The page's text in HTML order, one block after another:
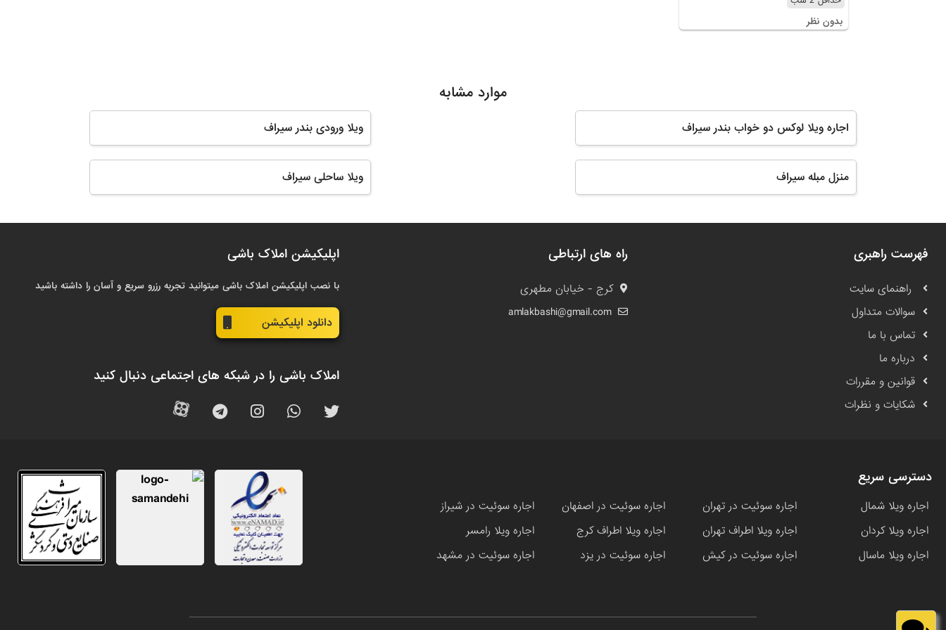
بدون نظر
موارد مشابه
اجاره ویلا لوکس دو خواب بندر سیراف ویلا ورودی بندر سیراف
منزل مبله سیراف ویلا ساحلی سیراف
فهرست راهبری
راهنمای سایت
سوالات متداول
تماس با ما
درباره ما
قوانین و مقررات
شکایات و نظرات
راه های ارتباطی
کرج - خیابان مطهری
amlakbashi@gmail.com
اپلیکیشن املاک باشی
با نصب اپلیکیشن املاک باشی میتوانید تجربه رزرو سریع و آسان را داشته باشید
دانلود اپلیکیشن
املاک باشی را در شبکه های اجتماعی دنبال کنید
دسترسی سریع
اجاره ویلا شمال اجاره سوئیت در تهران اجاره سوئیت در اصفهان
اجاره سوئیت در شیراز
اجاره ویلا کردان
اجاره ویلا اطراف تهران اجاره ویلا اطراف کرج
اجاره ویلا رامسر
اجاره ویلا ماسال
اجاره سوئیت در کیش اجاره سوئیت در یزد اجاره سوئیت در مشهد